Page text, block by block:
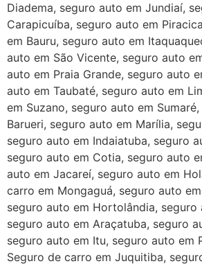
Diadema, seguro auto em Jundiaí,
Carapicuíba, seguro auto em
em Bauru, seguro auto em
auto em São Vicente, seguro auto
auto em Praia Grande, seguro auto
auto em Taubaté, seguro auto em
em Suzano, seguro auto em
Barueri, seguro auto em Marília,
seguro auto em Indaiatuba, seguro
seguro auto em Cotia, seguro auto
auto em Jacareí, seguro auto em
carro em Mongaguá, seguro auto
seguro auto em Hortolândia, seguro
seguro auto em Araçatuba, seguro
seguro auto em Itu, seguro auto em
Seguro de carro em Juquitiba,